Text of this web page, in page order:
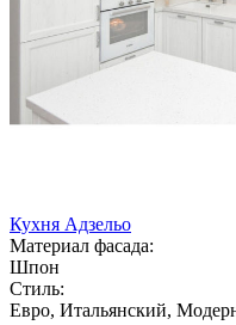
Кухня Адзельо
Материал фасада:
Шпон
Стиль:
Евро, Итальянский,